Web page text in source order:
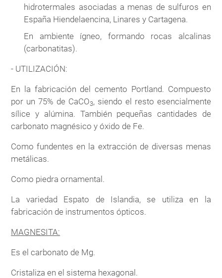
hidrotermales asociadas a menas de sulfuros en
España Hiendelaencina, Linares y Cartagena.
En ambiente ígneo, formando rocas alcalinas
(carbonatitas).
- UTILIZACIÓN:
En la fabricación del cemento Portland. Compuesto
por un 75% de CaCO3, siendo el resto esencialmente
sílice y alúmina. También pequeñas cantidades de
carbonato magnésico y óxido de Fe.
Como fundentes en la extracción de diversas menas
metálicas.
Como piedra ornamental.
La variedad Espato de Islandia, se utiliza en la
fabricación de instrumentos ópticos.
MAGNESITA:
Es el carbonato de Mg.
Cristaliza en el sistema hexagonal.